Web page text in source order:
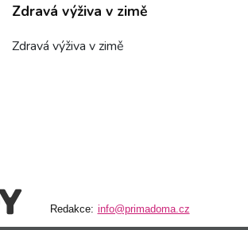
Zdravá výživa v zimě
Zdravá výživa v zimě
Redakce: info@primadoma.cz